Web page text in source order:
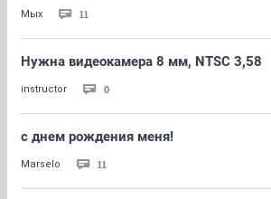
Мых 11
Нужна видеокамера 8 мм, NTSC 3,58
instructor 0
с днем рождения меня!
Marselo 11